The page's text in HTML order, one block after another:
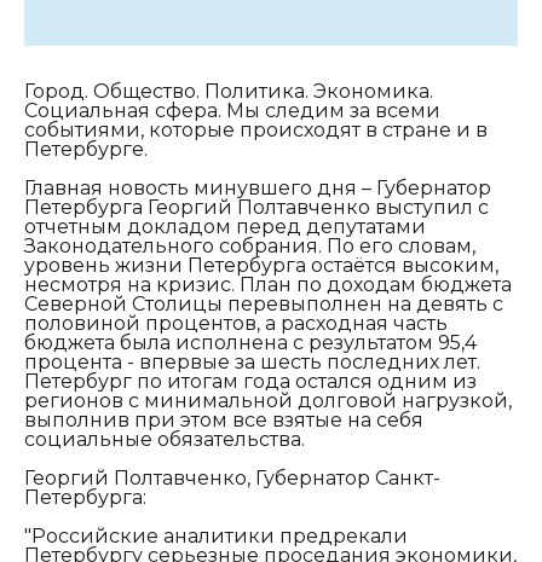
Город. Общество. Политика. Экономика.
Социальная сфера. Мы следим за всеми
событиями, которые происходят в стране и в
Петербурге.
Главная новость минувшего дня – Губернатор
Петербурга Георгий Полтавченко выступил с
отчетным докладом перед депутатами
Законодательного собрания. По его словам,
уровень жизни Петербурга остаётся высоким,
несмотря на кризис. План по доходам бюджета
Северной Столицы перевыполнен на девять с
половиной процентов, а расходная часть
бюджета была исполнена с результатом 95,4
процента - впервые за шесть последних лет.
Петербург по итогам года остался одним из
регионов с минимальной долговой нагрузкой,
выполнив при этом все взятые на себя
социальные обязательства.
Георгий Полтавченко, Губернатор Санкт-
Петербурга:
"Российские аналитики предрекали
Петербургу серьезные проседания экономики,